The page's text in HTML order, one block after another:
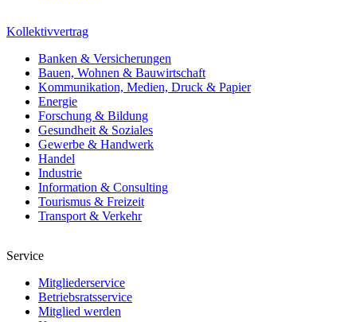
Kollektivvertrag
Banken & Versicherungen
Bauen, Wohnen & Bauwirtschaft
Kommunikation, Medien, Druck & Papier
Energie
Forschung & Bildung
Gesundheit & Soziales
Gewerbe & Handwerk
Handel
Industrie
Information & Consulting
Tourismus & Freizeit
Transport & Verkehr
Service
Mitgliederservice
Betriebsratsservice
Mitglied werden